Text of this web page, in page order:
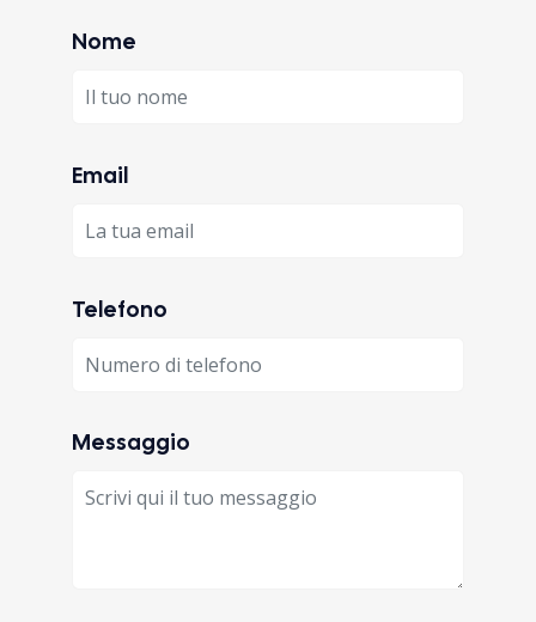
Nome
Email
Telefono
Messaggio